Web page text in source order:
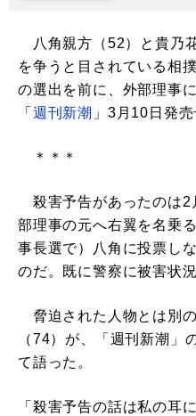
八角親方（52）と貴乃
を争うと目されている相
の選出を前に、外部理事
「 週刊新潮 」3月10日発
＊＊＊
殺害予告があったのは2
部理事の元へ右翼を名乗
事長選で）八角に投票し
のだ。既に警察に被害状
脅迫された人物とは別
（74）が、「週刊新潮」
て語った。
「殺害予告の話は私の耳